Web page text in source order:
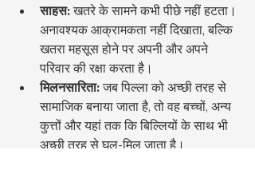
साहस: खतरे के सामने कभी पीछे नहीं हटता।
अनावश्यक आक्रामकता नहीं दिखाता, बल्कि
खतरा महसूस होने पर अपनी और अपने
परिवार की रक्षा करता है।
मिलनसारिता: जब पिल्ला को अच्छी तरह से
सामाजिक बनाया जाता है, तो वह बच्चों, अन्य
कुत्तों और यहां तक कि बिल्लियों के साथ भी
अच्छी तरह से घुल-मिल जाता है।